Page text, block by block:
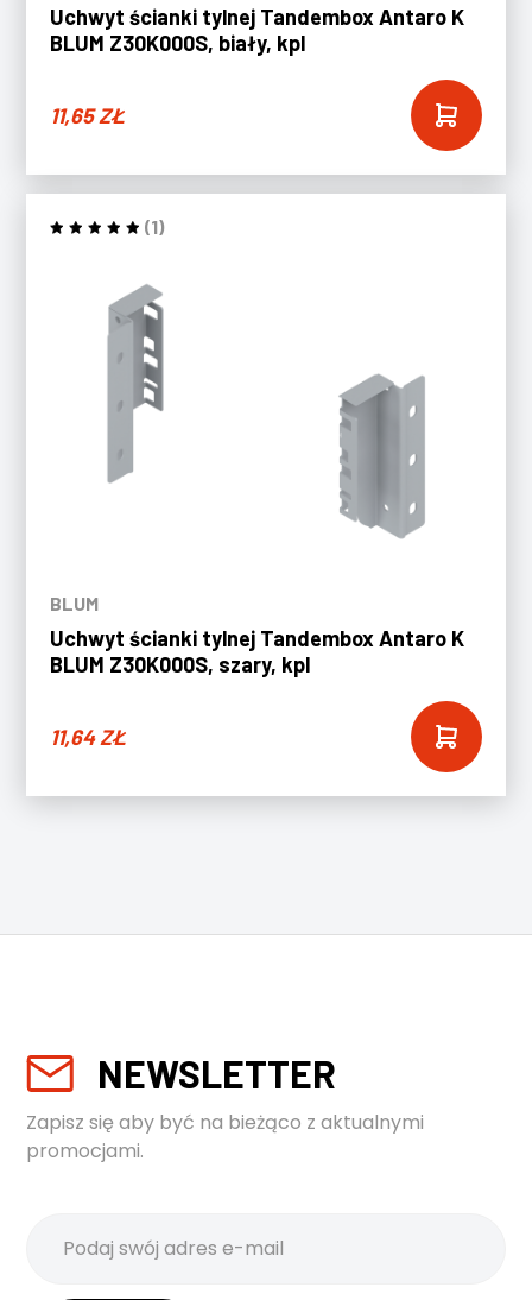
Uchwyt ścianki tylnej Tandembox Antaro K
BLUM Z30K000S, biały, kpl
11,65ZŁ
(1)
BLUM
Uchwyt ścianki tylnej Tandembox Antaro K
BLUM Z30K000S, szary, kpl
11,64ZŁ
NEWSLETTER
Zapisz się aby być na bieżąco z aktualnymi
promocjami.